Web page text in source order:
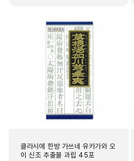
클라시에 한방 가쓰네 유카가와 오
이 신조 추출물 과립 45포